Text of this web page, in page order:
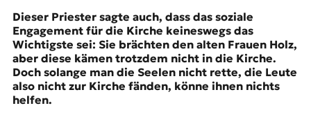
Dieser Priester sagte auch, dass das soziale
Engagement für die Kirche keineswegs das
Wichtigste sei: Sie brächten den alten Frauen Holz,
aber diese kämen trotzdem nicht in die Kirche.
Doch solange man die Seelen nicht rette, die Leute
also nicht zur Kirche fänden, könne ihnen nichts
helfen.